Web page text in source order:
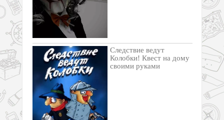
Следствие ведут
Колобки! Квест на дому
своими руками